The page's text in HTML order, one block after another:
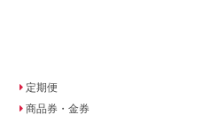
定期便
商品券・金券